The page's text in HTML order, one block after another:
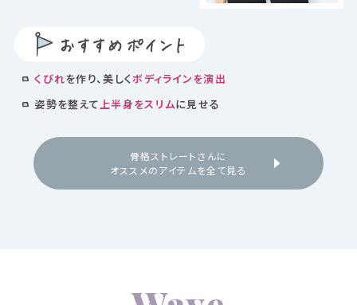
くびれを作り、美しくボディラインを演出
姿勢を整えて 上半身をスリムに見せる
骨格ストレートさんに
オススメのアイテムを全て見る